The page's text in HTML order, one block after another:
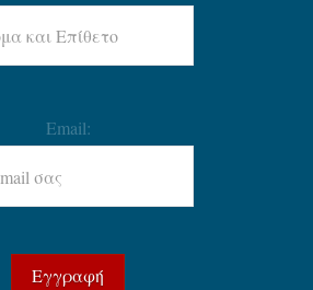
Email: